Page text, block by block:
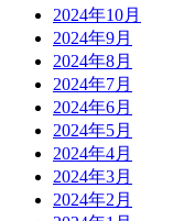
2024年10月
2024年9月
2024年8月
2024年7月
2024年6月
2024年5月
2024年4月
2024年3月
2024年2月